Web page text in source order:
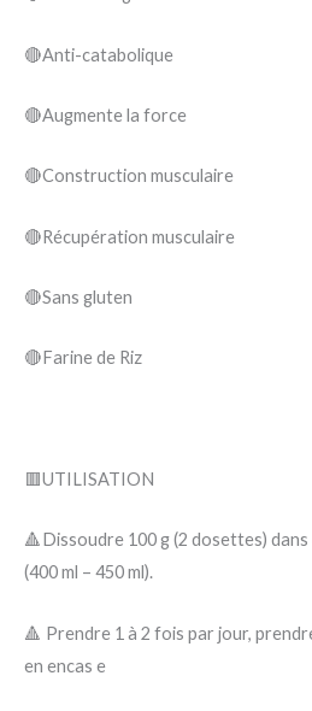
🔴Anti-catabolique
🔴Augmente la force
🔴Construction musculaire
🔴Récupération musculaire
🔴Sans gluten
🔴Farine de Riz
🟥UTILISATION
🔺Dissoudre 100 g (2 dosettes) dans
(400 ml – 450 ml).
🔺 Prendre 1 à 2 fois par jour,
en encas e